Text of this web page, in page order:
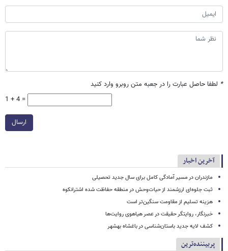
* لطفا حاصل عبارت را در جعبه متن روبرو وارد کنید
1 + 4 =
ارسال
آخرین اخبار
مازندران در مسیر آمادگی کامل برای سال جدید تحصیلی
ثبت جلوه‌ای ارزشمند از حیات‌وحش در منطقه حفاظت شده اشترانکوه
هزینه تسلیم از مقاومت سنگین‌تر است
خبرنگار، روایتگر حقیقت در عصر هیاهوی روایت‌ها
کشف لایه جدید باستان‌شناسی در باغشاه بهشهر
پربیننده‌ترین